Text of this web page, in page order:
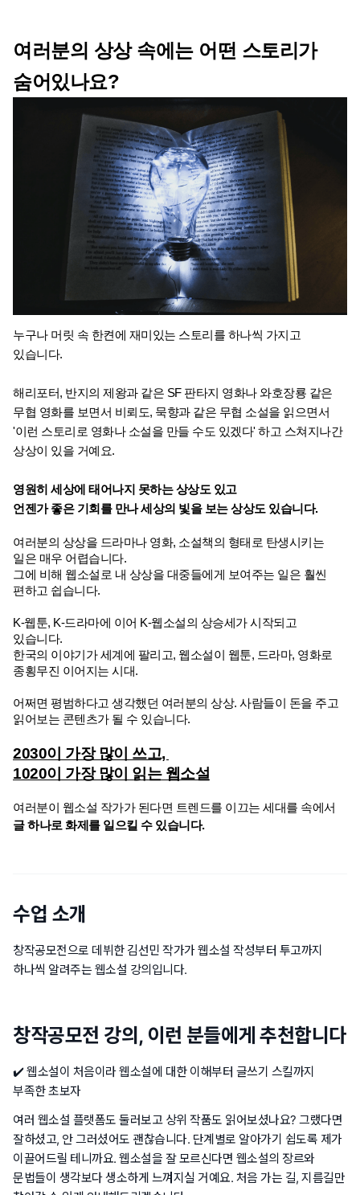
여러분의 상상 속에는 어떤 스토리가
숨어있나요?
누구나 머릿 속 한켠에 재미있는 스토리를 하나씩 가지고
있습니다.
해리포터, 반지의 제왕과 같은 SF 판타지 영화나 와호장룡 같은
무협 영화를 보면서 비뢰도, 묵향과 같은 무협 소설을 읽으면서
'이런 스토리로 영화나 소설을 만들 수도 있겠다' 하고 스쳐지나간
상상이 있을 거예요.
영원히 세상에 태어나지 못하는 상상도 있고
언젠가 좋은 기회를 만나 세상의 빛을 보는 상상도 있습니다.
여러분의 상상을 드라마나 영화, 소설책의 형태로 탄생시키는
일은 매우 어렵습니다.
그에 비해 웹소설로 내 상상을 대중들에게 보여주는 일은 훨씬
편하고 쉽습니다.
K-웹툰, K-드라마에 이어 K-웹소설의 상승세가 시작되고
있습니다.
한국의 이야기가 세계에 팔리고, 웹소설이 웹툰, 드라마, 영화로
종횡무진 이어지는 시대.
어쩌면 평범하다고 생각했던 여러분의 상상. 사람들이 돈을 주고
읽어보는 콘텐츠가 될 수 있습니다.
2030이 가장 많이 쓰고,
1020이 가장 많이 읽는 웹소설
글 하나로 화제를 일으킬 수 있습니다.
수업 소개
창작공모전으로 데뷔한 김선민 작가가 웹소설 작성부터 투고까지
하나씩 알려주는 웹소설 강의입니다.
창작공모전 강의, 이런 분들에게 추천합니다
✔️ 웹소설이 처음이라 웹소설에 대한 이해부터 글쓰기 스킬까지
부족한 초보자
여러 웹소설 플랫폼도 둘러보고 상위 작품도 읽어보셨나요? 그랬다면
잘하셨고, 안 그러셨어도 괜찮습니다. 단계별로 알아가기 쉽도록 제가
이끌어드릴 테니까요. 웹소설을 잘 모르신다면 웹소설의 장르와
문법들이 생각보다 생소하게 느껴지실 거예요. 처음 가는 길, 지름길만